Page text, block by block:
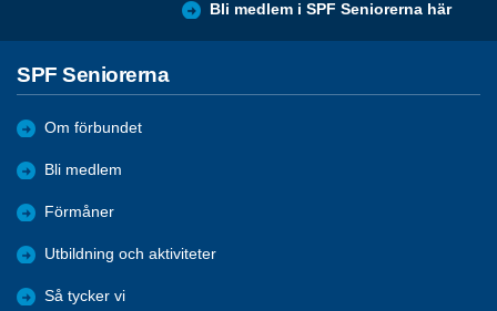
Bli medlem i SPF Seniorerna här
SPF Seniorerna
Om förbundet
Bli medlem
Förmåner
Utbildning och aktiviteter
Så tycker vi